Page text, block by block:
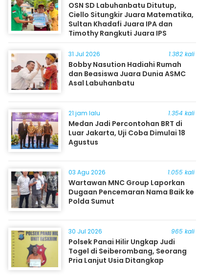
OSN SD Labuhanbatu Ditutup,
Ciello Situngkir Juara Matematika,
Sultan Khadafi Juara IPA dan
Timothy Rangkuti Juara IPS
31 Jul 2026 1.382 kali
Bobby Nasution Hadiahi Rumah
dan Beasiswa Juara Dunia ASMC
Asal Labuhanbatu
21 jam lalu 1.354 kali
Medan Jadi Percontohan BRT di
Luar Jakarta, Uji Coba Dimulai 18
Agustus
03 Agu 2026 1.055 kali
Wartawan MNC Group Laporkan
Dugaan Pencemaran Nama Baik ke
Polda Sumut
30 Jul 2026 965 kali
Polsek Panai Hilir Ungkap Judi
Togel di Seiberombang, Seorang
Pria Lanjut Usia Ditangkap